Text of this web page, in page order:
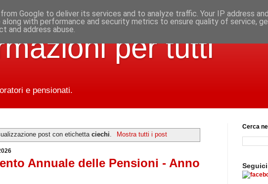
per tutti
e pensionati.
post con etichettaciechi. Mostra tutti i post
Annuale delle Pensioni - Anno
Cerca
Google to deliver its services and to analyze traffic. Your IP address
along with performance and security metrics to ensure quality of service,
and address abuse.